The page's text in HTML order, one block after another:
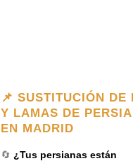
📌 SUSTITUCIÓN DE
Y LAMAS DE
EN MADRID
🔄 ¿Tus persianas están